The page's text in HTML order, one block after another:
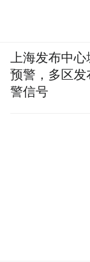
上海发布中
预警，多区
警信号